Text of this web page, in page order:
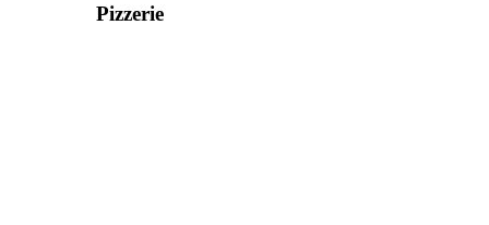
Pizzerie